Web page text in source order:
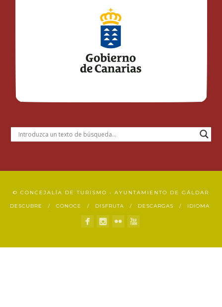
© CONCEJALÍA DE TURISMO • AYUNTAMIENTO DE GÁLDAR
DESCUBRE CONOCE DISFRUTA DESCARGAS IDIOMA